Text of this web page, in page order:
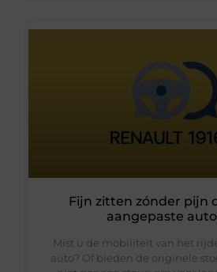
Fijn zitten zónder pijn
aangepaste
Mist u de mobiliteit van het
auto? Of bieden de originele